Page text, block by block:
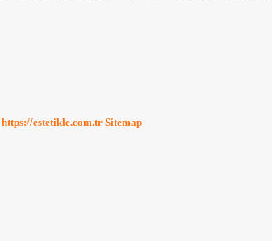
https://estetikle.com.tr Sitemap